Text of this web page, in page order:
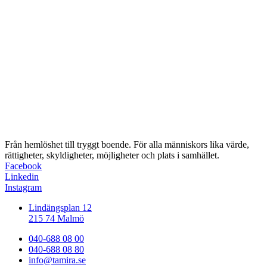
Från hemlöshet till tryggt boende. För alla människors lika värde,
rättigheter, skyldigheter, möjligheter och plats i samhället.
Facebook
Linkedin
Instagram
Lindängsplan 12
215 74 Malmö
040-688 08 00
040-688 08 80
info@tamira.se